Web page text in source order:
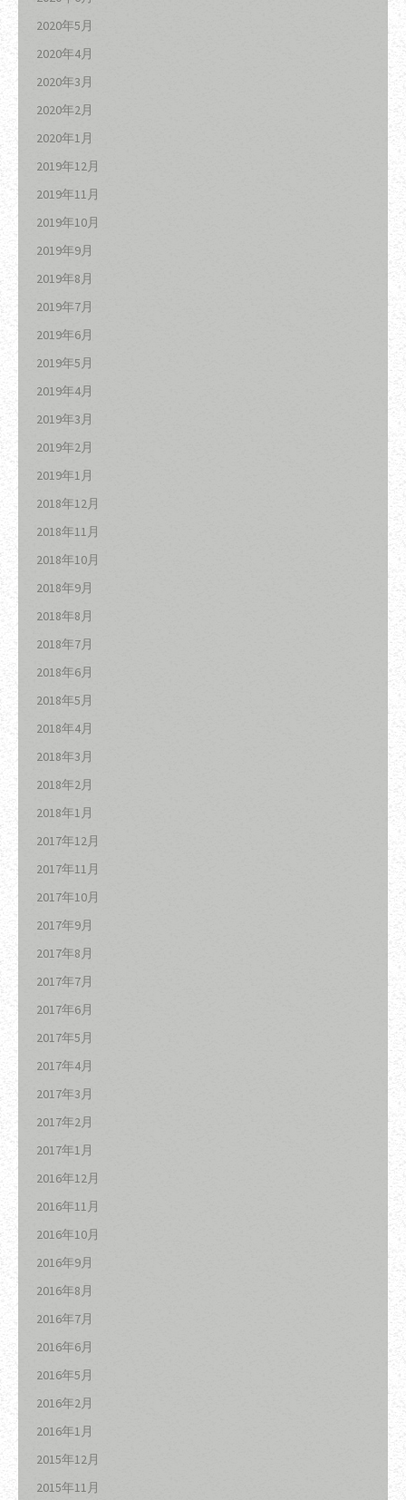
2020年5月
2020年4月
2020年3月
2020年2月
2020年1月
2019年12月
2019年11月
2019年10月
2019年9月
2019年8月
2019年7月
2019年6月
2019年5月
2019年4月
2019年3月
2019年2月
2019年1月
2018年12月
2018年11月
2018年10月
2018年9月
2018年8月
2018年7月
2018年6月
2018年5月
2018年4月
2018年3月
2018年2月
2018年1月
2017年12月
2017年11月
2017年10月
2017年9月
2017年8月
2017年7月
2017年6月
2017年5月
2017年4月
2017年3月
2017年2月
2017年1月
2016年12月
2016年11月
2016年10月
2016年9月
2016年8月
2016年7月
2016年6月
2016年5月
2016年2月
2016年1月
2015年12月
2015年11月